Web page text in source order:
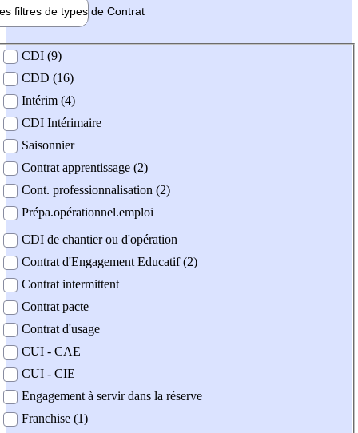
filtres de types de Contrat
contrat
CDI (9)
CDD (16)
Intérim (4)
CDI Intérimaire
Saisonnier
Contrat apprentissage (2)
Cont. professionnalisation (2)
Prépa.opérationnel.emploi
CDI de chantier ou d'opération
Contrat d'Engagement Educatif (2)
Contrat intermittent
Contrat pacte
Contrat d'usage
CUI - CAE
CUI - CIE
Engagement à servir dans la réserve
Franchise (1)